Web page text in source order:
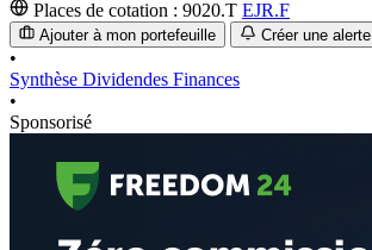
Places de cotation : 9020.T EJR.F
Ajouter à mon portefeuille Créer une alerte
•
Synthèse Dividendes Finances
•
Sponsorisé